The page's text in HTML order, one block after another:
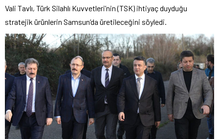
Vali Tavlı, Türk Silahlı Kuvvetleri’nin (TSK) ihtiyaç duyduğu
stratejik ürünlerin Samsun’da üretileceğini söyledi.